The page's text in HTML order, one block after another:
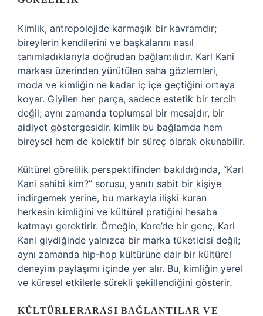
Kimlik, antropolojide karmaşık bir kavramdır;
bireylerin kendilerini ve başkalarını nasıl
tanımladıklarıyla doğrudan bağlantılıdır. Karl Kani
markası üzerinden yürütülen saha gözlemleri,
moda ve kimliğin ne kadar iç içe geçtiğini ortaya
koyar. Giyilen her parça, sadece estetik bir tercih
değil; aynı zamanda toplumsal bir mesajdır, bir
aidiyet göstergesidir. kimlik bu bağlamda hem
bireysel hem de kolektif bir süreç olarak okunabilir.
Kültürel görelilik perspektifinden bakıldığında, “Karl
Kani sahibi kim?” sorusu, yanıtı sabit bir kişiye
indirgemek yerine, bu markayla ilişki kuran
herkesin kimliğini ve kültürel pratiğini hesaba
katmayı gerektirir. Örneğin, Kore’de bir genç, Karl
Kani giydiğinde yalnızca bir marka tüketicisi değil;
aynı zamanda hip-hop kültürüne dair bir kültürel
deneyim paylaşımı içinde yer alır. Bu, kimliğin yerel
ve küresel etkilerle sürekli şekillendiğini gösterir.
KÜLTÜRLERARASI BAĞLANTILAR VE